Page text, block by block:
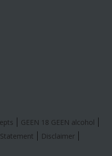
GEEN 18 GEEN alcohol
Disclaimer